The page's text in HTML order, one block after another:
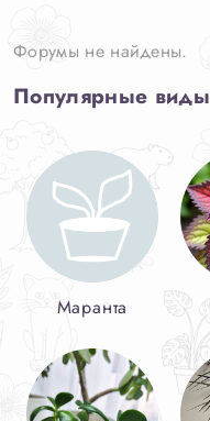
Форумы не найдены.
Популярные виды
Маранта